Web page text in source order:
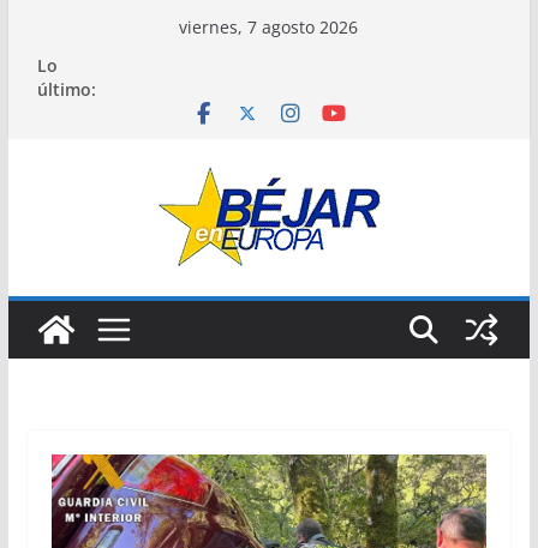
contenido
viernes, 7 agosto 2026
Lo
último: